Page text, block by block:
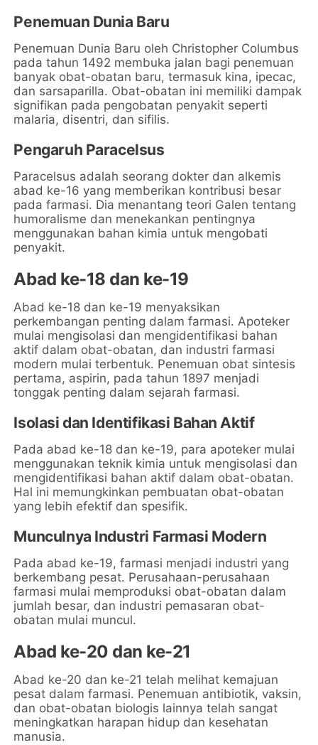
Penemuan Dunia Baru
Penemuan Dunia Baru oleh Christopher Columbus
pada tahun 1492 membuka jalan bagi penemuan
banyak obat-obatan baru, termasuk kina, ipecac,
dan sarsaparilla. Obat-obatan ini memiliki dampak
signifikan pada pengobatan penyakit seperti
malaria, disentri, dan sifilis.
Pengaruh Paracelsus
Paracelsus adalah seorang dokter dan alkemis
abad ke-16 yang memberikan kontribusi besar
pada farmasi. Dia menantang teori Galen tentang
humoralisme dan menekankan pentingnya
menggunakan bahan kimia untuk mengobati
penyakit.
Abad ke-18 dan ke-19
Abad ke-18 dan ke-19 menyaksikan
perkembangan penting dalam farmasi. Apoteker
mulai mengisolasi dan mengidentifikasi bahan
aktif dalam obat-obatan, dan industri farmasi
modern mulai terbentuk. Penemuan obat sintesis
pertama, aspirin, pada tahun 1897 menjadi
tonggak penting dalam sejarah farmasi.
Isolasi dan Identifikasi Bahan Aktif
Pada abad ke-18 dan ke-19, para apoteker mulai
menggunakan teknik kimia untuk mengisolasi dan
mengidentifikasi bahan aktif dalam obat-obatan.
Hal ini memungkinkan pembuatan obat-obatan
yang lebih efektif dan spesifik.
Munculnya Industri Farmasi Modern
Pada abad ke-19, farmasi menjadi industri yang
berkembang pesat. Perusahaan-perusahaan
farmasi mulai memproduksi obat-obatan dalam
jumlah besar, dan industri pemasaran obat-
obatan mulai muncul.
Abad ke-20 dan ke-21
Abad ke-20 dan ke-21 telah melihat kemajuan
pesat dalam farmasi. Penemuan antibiotik, vaksin,
dan obat-obatan biologis lainnya telah sangat
meningkatkan harapan hidup dan kesehatan
manusia.